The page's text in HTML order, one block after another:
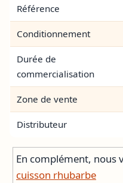
Référence
Conditionnement
Durée de
commercialisation
Zone de vente
Distributeur
En complément, nous
cuisson rhubarbe